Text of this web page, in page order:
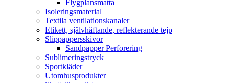
Flygplansmatta
Isoleringsmaterial
Textila ventilationskanaler
Etikett, självhäftande, reflekterande tejp
Slippappersskivor
Sandpapper Perforering
Sublimeringstryck
Sportkläder
Utomhusprodukter